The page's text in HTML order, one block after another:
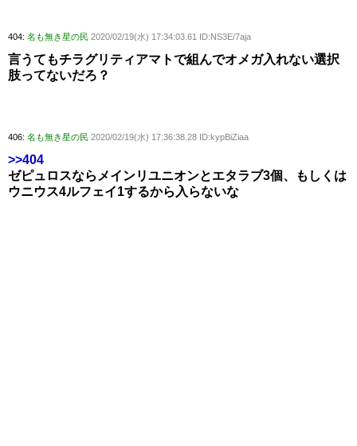
404: 名も無き星の民 2020/02/19(水) 17:34:03.61 ID:NS3E/7aja
言うてもチラグリティアマトで組んでオメガ入れない選択
肢ってないだろ？
406: 名も無き星の民 2020/02/19(水) 17:36:38.28 ID:kypBiZiaa
>>404
ゼピュロスならメインリユニオンとエタラブ3個、もしくは
ウニウス4ルフェイ1するから入らないな